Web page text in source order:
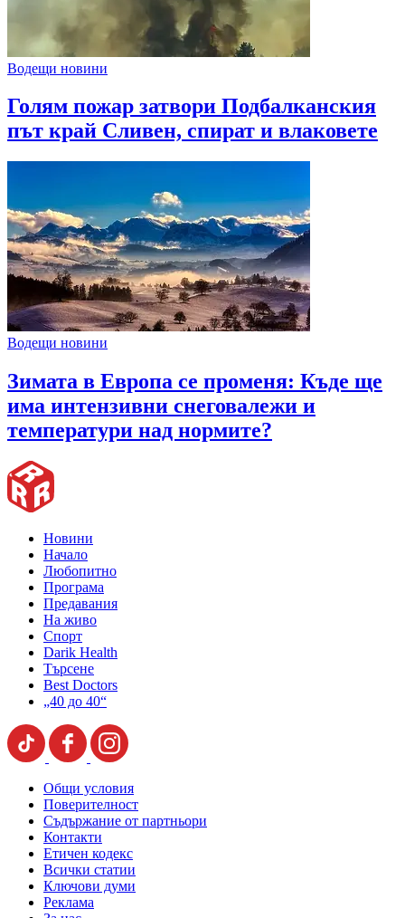
Водещи новини
Голям пожар затвори Подбалканския
път край Сливен, спират и влаковете
Водещи новини
Зимата в Европа се променя: Къде ще
има интензивни снеговалежи и
температури над нормите?
Новини
Начало
Любопитно
Програма
Предавания
На живо
Спорт
Darik Health
Търсене
Best Doctors
„40 до 40“
Общи условия
Поверителност
Съдържание от партньори
Контакти
Етичен кодекс
Всички статии
Ключови думи
Реклама